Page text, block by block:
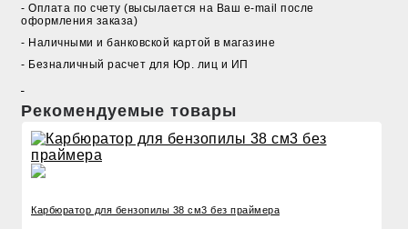
- Оплата по счету (высылается на Ваш e-mail после
оформления заказа)
- Наличными и банковской картой в магазине
- Безналичный расчет для Юр. лиц и ИП
Рекомендуемые товары
Карбюратор для бензопилы 38 см3 без праймера